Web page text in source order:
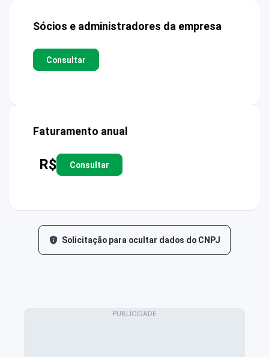
Sócios e administradores da empresa
Consultar
Faturamento anual
R$ Consultar
Solicitação para ocultar dados do CNPJ